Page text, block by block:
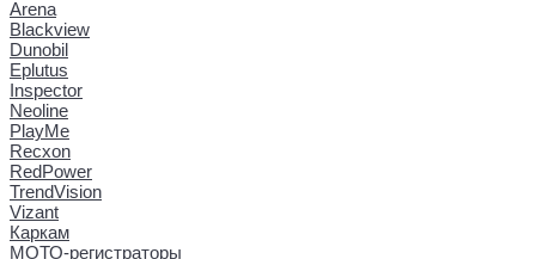
Arena
Blackview
Dunobil
Eplutus
Inspector
Neoline
PlayMe
Recxon
RedPower
TrendVision
Vizant
Каркам
МОТО-регистраторы